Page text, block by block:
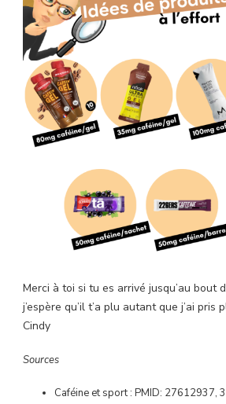
Merci à toi si tu es arrivé jusqu’au bout
j’espère qu’il t’a plu autant que j’ai pris
Cindy
Sources
Caféine et sport : PMID: 27612937,